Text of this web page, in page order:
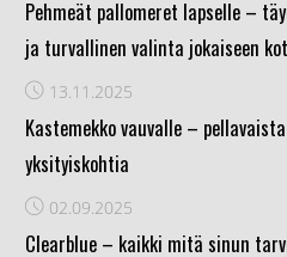
Pehmeät pallomeret lapselle –
ja turvallinen valinta jokaiseen
13.11.2025
Kastemekko vauvalle –
yksityiskohtia
02.09.2025
Clearblue – kaikki mitä sinun